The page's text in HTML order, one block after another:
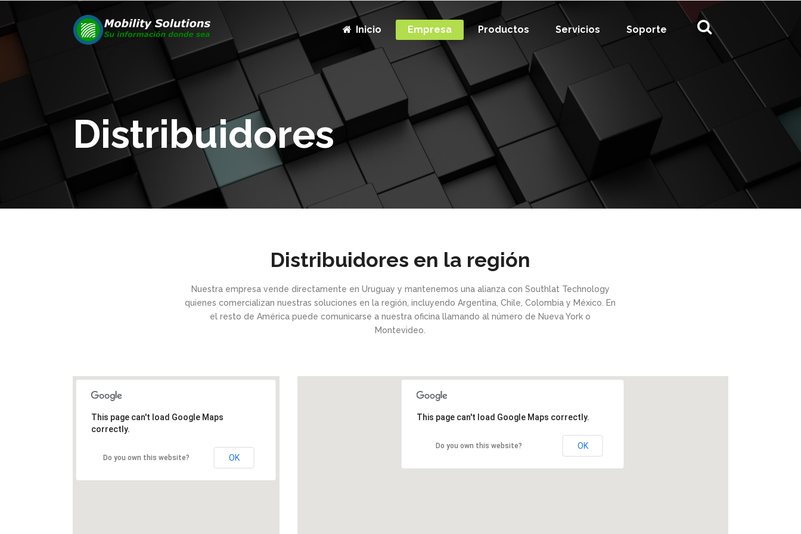
Inicio Empresa Productos Servicios Soporte
Distribuidores
Distribuidores en la región
Nuestra empresa vende directamente en Uruguay y mantenemos una alianza con Southlat Technology
quienes comercializan nuestras soluciones en la región, incluyendo Argentina, Chile, Colombia y México. En
el resto de América puede comunicarse a nuestra oficina llamando al número de Nueva York o
Montevideo.
This page can't load Google Maps
correctly.
Do you own this website? OK
This page can't load Google Maps correctly.
Do you own this website? OK